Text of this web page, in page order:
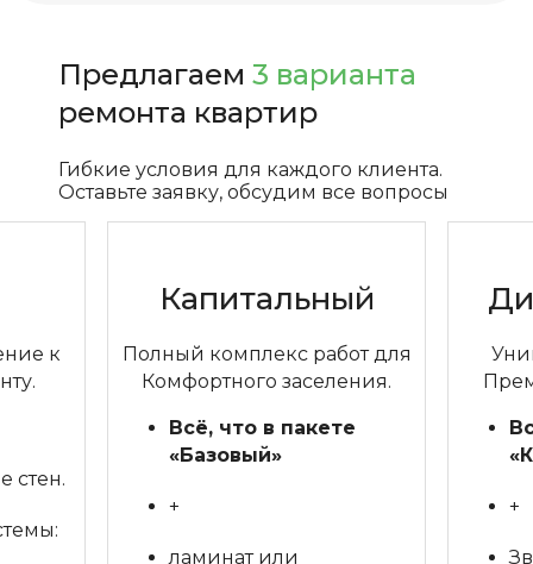
Предлагаем 3 варианта
ремонта квартир
Гибкие условия для каждого клиента.
Оставьте заявку, обсудим все вопросы
к
стен.
Капитальный
Полный комплекс работ для
Комфортного заселения.
Всё, что в пакете
«Базовый»
+
ламинат или
+